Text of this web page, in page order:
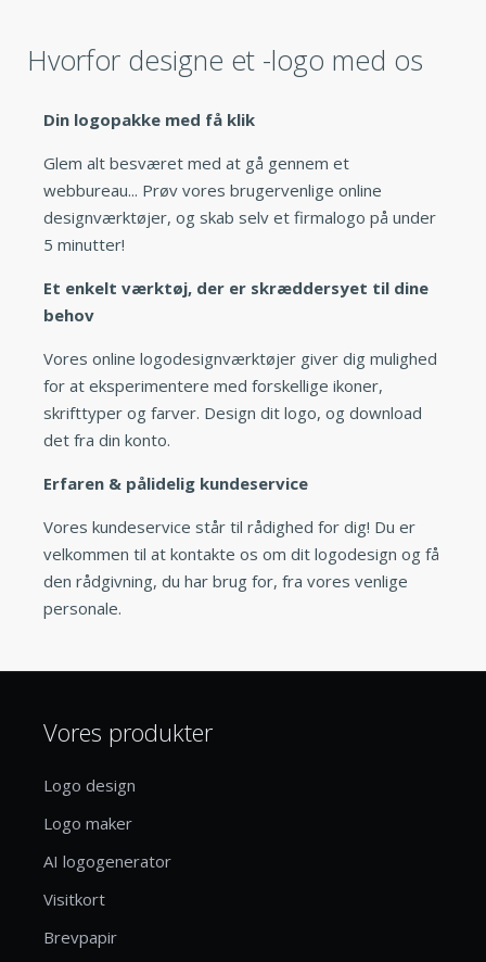
Hvorfor designe et -logo med os
Din logopakke med få klik
Glem alt besværet med at gå gennem et
webbureau... Prøv vores brugervenlige online
designværktøjer, og skab selv et firmalogo på under
5 minutter!
Et enkelt værktøj, der er skræddersyet til dine
behov
Vores online logodesignværktøjer giver dig mulighed
for at eksperimentere med forskellige ikoner,
skrifttyper og farver. Design dit logo, og download
det fra din konto.
Erfaren & pålidelig kundeservice
Vores kundeservice står til rådighed for dig! Du er
velkommen til at kontakte os om dit logodesign og få
den rådgivning, du har brug for, fra vores venlige
personale.
Vores produkter
Logo design
Logo maker
AI logogenerator
Visitkort
Brevpapir